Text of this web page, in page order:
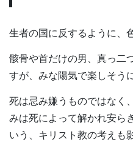
生者の国に反するように、
骸骨や首だけの男、真っ二
すが、みな陽気で楽しそう
死は忌み嫌うものではなく
みは死によって解かれ安ら
いう、キリスト教の考えも